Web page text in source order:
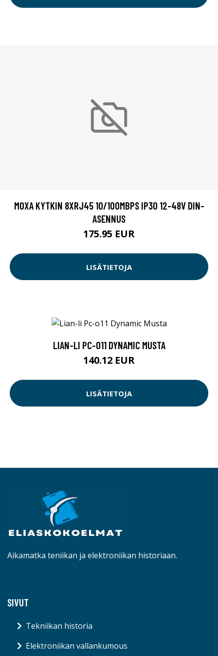
MOXA KYTKIN 8XRJ45 10/100MBPS IP30 12-48V DIN-
ASENNUS
175.95 EUR
LISÄTIETOJA
LIAN-LI PC-O11 DYNAMIC MUSTA
140.12 EUR
LISÄTIETOJA
Aikamatka teniikan ja elektroniikan historiaan.
SIVUT
Tekniikan historia
Elektroniikan vallankumous